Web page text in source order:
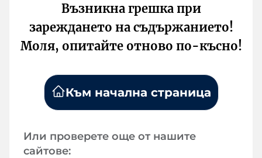
Възникна грешка при
зареждането на съдържанието!
Моля, опитайте отново по-късно!
Към начална страница
Или проверете още от нашите
сайтове: